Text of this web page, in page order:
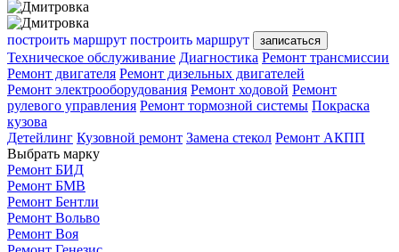
построить маршрут построить маршрут записаться
Техническое обслуживание Диагностика Ремонт трансмиссии
Ремонт двигателя Ремонт дизельных двигателей
Ремонт электрооборудования Ремонт ходовой Ремонт
рулевого управления Ремонт тормозной системы Покраска
кузова
Детейлинг Кузовной ремонт Замена стекол Ремонт АКПП
Выбрать марку
Ремонт БИД
Ремонт БМВ
Ремонт Бентли
Ремонт Вольво
Ремонт Воя